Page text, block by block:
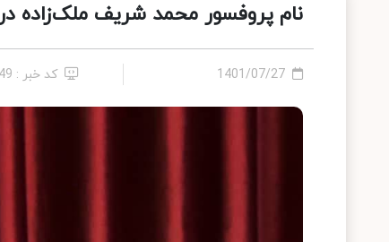
نام پروفسور محمد شریف ملک‌زاده در بین ۳۰۰۰ دانشمند
1401/07/27 کد خبر : 10849